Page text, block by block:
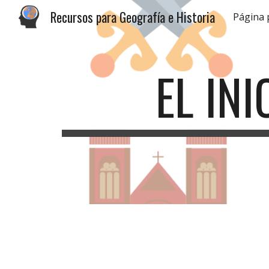
Recursos para Geografía e Historia Página
EL